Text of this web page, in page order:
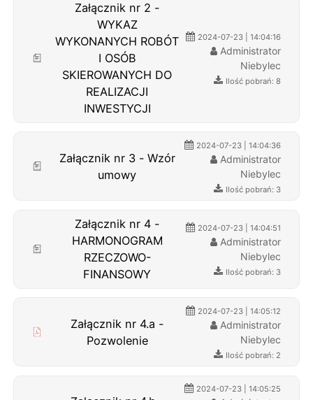
Załącznik nr 2 -
WYKAZ
WYKONANYCH ROBÓT
I OSÓB
SKIEROWANYCH DO
REALIZACJI
INWESTYCJI
2024-07-23 | 14:04:16
Administrator
Niebylec
Ilość pobrań: 8
Załącznik nr 3 - Wzór
umowy
2024-07-23 | 14:04:36
Administrator
Niebylec
Ilość pobrań: 3
Załącznik nr 4 -
HARMONOGRAM
RZECZOWO-
FINANSOWY
2024-07-23 | 14:04:51
Administrator
Niebylec
Ilość pobrań: 3
Załącznik nr 4.a -
Pozwolenie
2024-07-23 | 14:05:12
Administrator
Niebylec
Ilość pobrań: 2
2024-07-23 | 14:05:25